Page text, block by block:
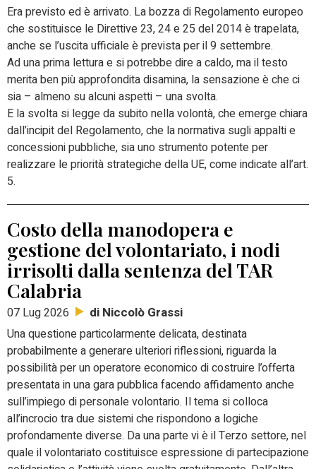
Era previsto ed è arrivato. La bozza di Regolamento europeo
che sostituisce le Direttive 23, 24 e 25 del 2014 è trapelata,
anche se l’uscita ufficiale è prevista per il 9 settembre.
Ad una prima lettura e si potrebbe dire a caldo, ma il testo
merita ben più approfondita disamina, la sensazione è che ci
sia – almeno su alcuni aspetti – una svolta.
E la svolta si legge da subito nella volontà, che emerge chiara
dall’incipit del Regolamento, che la normativa sugli appalti e
concessioni pubbliche, sia uno strumento potente per
realizzare le priorità strategiche della UE, come indicate all’art.
5.
Costo della manodopera e
gestione del volontariato, i nodi
irrisolti dalla sentenza del TAR
Calabria
07 Lug 2026 di Niccolò Grassi
Una questione particolarmente delicata, destinata
probabilmente a generare ulteriori riflessioni, riguarda la
possibilità per un operatore economico di costruire l’offerta
presentata in una gara pubblica facendo affidamento anche
sull’impiego di personale volontario. Il tema si colloca
all’incrocio tra due sistemi che rispondono a logiche
profondamente diverse. Da una parte vi è il Terzo settore, nel
quale il volontariato costituisce espressione di partecipazione